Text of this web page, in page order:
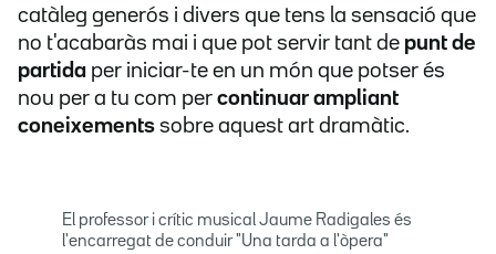
catàleg generós i divers que tens la sensació que
no t'acabaràs mai i que pot servir tant de punt de
partida per iniciar-te en un món que potser és
nou per a tu com per continuar ampliant
coneixements sobre aquest art dramàtic.
El professor i crític musical Jaume Radigales és
l'encarregat de conduir "Una tarda a l'òpera"